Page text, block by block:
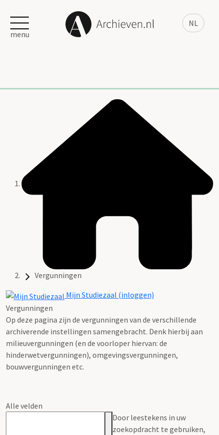
NL
menu
Vergunningen
Mijn Studiezaal (inloggen)
Vergunningen
Op deze pagina zijn de vergunningen van de verschillende
archiverende instellingen samengebracht. Denk hierbij aan
milieuvergunningen (en de voorloper hiervan: de
hinderwetvergunningen), omgevingsvergunningen,
bouwvergunningen etc.
Alle velden
Door leestekens in uw
zoekopdracht te gebruiken,